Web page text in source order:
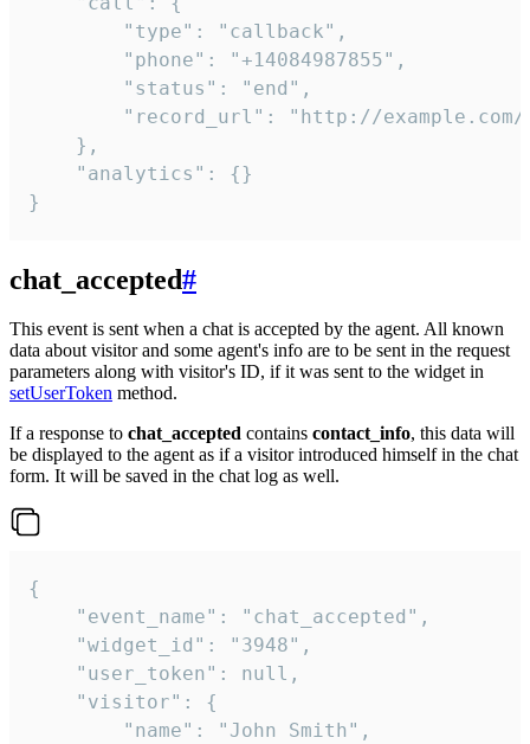
        "type": "callback",
        "phone": "+14084987855",
        "status": "end",
"record_url": "http://
    },
    "analytics": {}
}
chat_accepted#
This event is sent when a chat is accepted by the agent. All known
data about visitor and some agent's info are to be sent in the request
parameters along with visitor's ID, if it was sent to the widget in
setUserToken method.
If a response to chat_accepted contains contact_info, this data will
be displayed to the agent as if a visitor introduced himself in the chat
form. It will be saved in the chat log as well.
{
    "event_name": "chat_accepted",
    "widget_id": "3948",
    "user_token": null,
    "visitor": {
        "name": "John Smith",